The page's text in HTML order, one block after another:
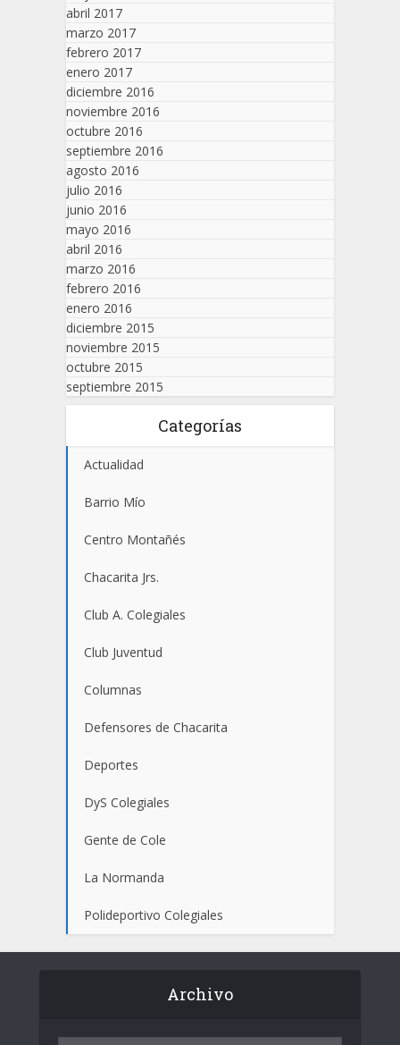
abril 2017
marzo 2017
febrero 2017
enero 2017
diciembre 2016
noviembre 2016
octubre 2016
septiembre 2016
agosto 2016
julio 2016
junio 2016
mayo 2016
abril 2016
marzo 2016
febrero 2016
enero 2016
diciembre 2015
noviembre 2015
octubre 2015
septiembre 2015
Categorías
Actualidad
Barrio Mío
Centro Montañés
Chacarita Jrs.
Club A. Colegiales
Club Juventud
Columnas
Defensores de Chacarita
Deportes
DyS Colegiales
Gente de Cole
La Normanda
Polideportivo Colegiales
Archivo